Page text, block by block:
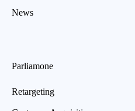
News
Parliamone
Retargeting